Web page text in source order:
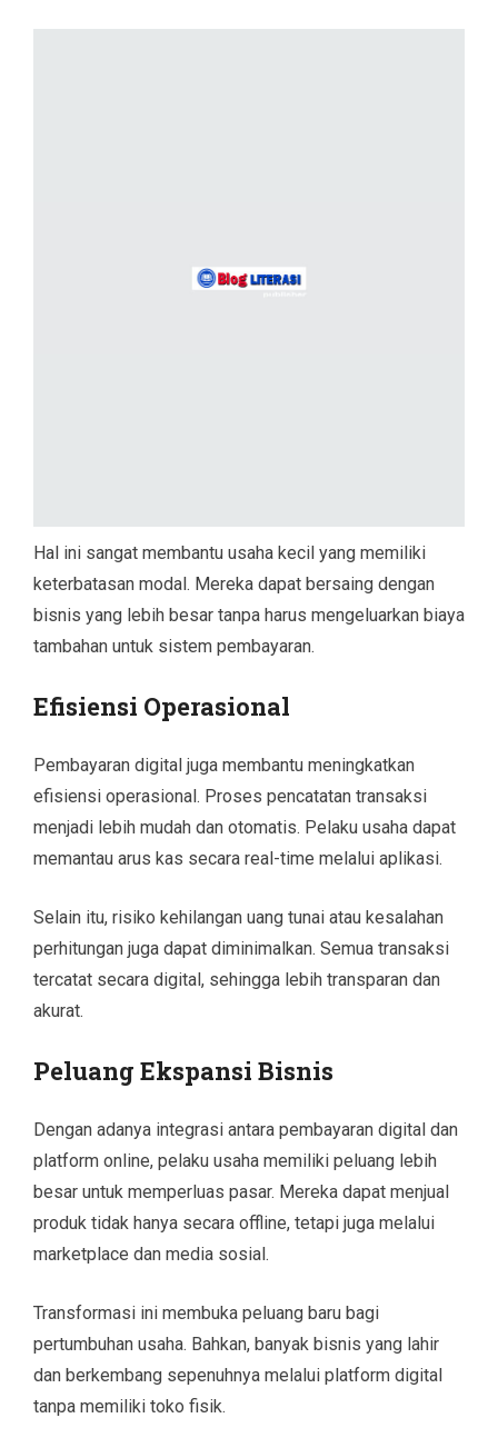
Hal ini sangat membantu usaha kecil yang memiliki
keterbatasan modal. Mereka dapat bersaing dengan
bisnis yang lebih besar tanpa harus mengeluarkan biaya
tambahan untuk sistem pembayaran.
Efisiensi Operasional
Pembayaran digital juga membantu meningkatkan
efisiensi operasional. Proses pencatatan transaksi
menjadi lebih mudah dan otomatis. Pelaku usaha dapat
memantau arus kas secara real-time melalui aplikasi.
Selain itu, risiko kehilangan uang tunai atau kesalahan
perhitungan juga dapat diminimalkan. Semua transaksi
tercatat secara digital, sehingga lebih transparan dan
akurat.
Peluang Ekspansi Bisnis
Dengan adanya integrasi antara pembayaran digital dan
platform online, pelaku usaha memiliki peluang lebih
besar untuk memperluas pasar. Mereka dapat menjual
produk tidak hanya secara offline, tetapi juga melalui
marketplace dan media sosial.
Transformasi ini membuka peluang baru bagi
pertumbuhan usaha. Bahkan, banyak bisnis yang lahir
dan berkembang sepenuhnya melalui platform digital
tanpa memiliki toko fisik.